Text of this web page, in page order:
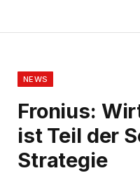
NEWS
Fronius:
ist Teil der
Strategie